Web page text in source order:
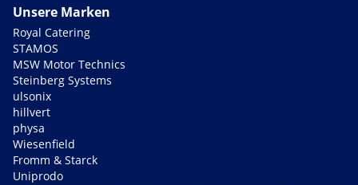
Unsere Marken
Royal Catering
STAMOS
MSW Motor Technics
Steinberg Systems
ulsonix
hillvert
physa
Wiesenfield
Fromm & Starck
Uniprodo